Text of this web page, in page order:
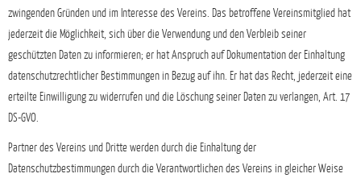
zwingenden Gründen und im Interesse des Vereins. Das betroffene Vereinsmitglied hat
jederzeit die Möglichkeit, sich über die Verwendung und den Verbleib seiner
geschützten Daten zu informieren; er hat Anspruch auf Dokumentation der Einhaltung
datenschutzrechtlicher Bestimmungen in Bezug auf ihn. Er hat das Recht, jederzeit eine
erteilte Einwilligung zu widerrufen und die Löschung seiner Daten zu verlangen, Art. 17
DS-GVO.
Partner des Vereins und Dritte werden durch die Einhaltung der
Datenschutzbestimmungen durch die Verantwortlichen des Vereins in gleicher Weise